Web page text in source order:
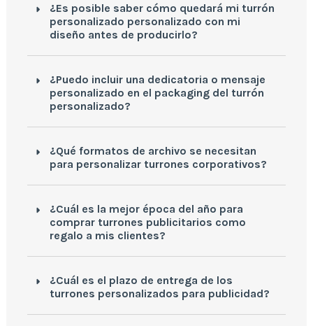
¿Es posible saber cómo quedará mi turrón
personalizado personalizado con mi
diseño antes de producirlo?
¿Puedo incluir una dedicatoria o mensaje
personalizado en el packaging del turrón
personalizado?
¿Qué formatos de archivo se necesitan
para personalizar turrones corporativos?
¿Cuál es la mejor época del año para
comprar turrones publicitarios como
regalo a mis clientes?
¿Cuál es el plazo de entrega de los
turrones personalizados para publicidad?